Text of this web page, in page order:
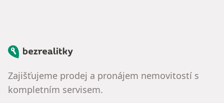
Bezrealitky
Zajišťujeme prodej a pronájem nemovitostí s
kompletním servisem.